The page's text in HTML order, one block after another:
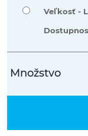
Veľkosť - L
Množstvo